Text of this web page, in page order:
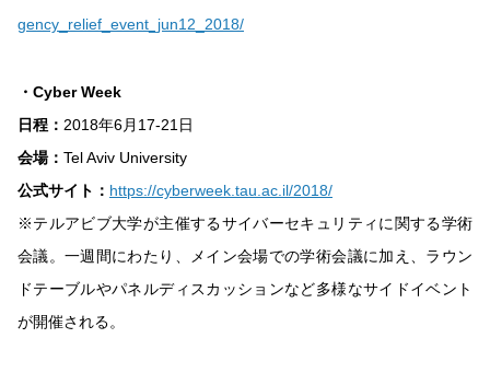
gency_relief_event_jun12_2018/
・Cyber Week
日程： 2018年6月17-21日
会場： Tel Aviv University
公式サイト： https://cyberweek.tau.ac.il/2018/
※テルアビブ大学が主催するサイバーセキュリティに関する学術
会議。一週間にわたり、メイン会場での学術会議に加え、ラウン
ドテーブルやパネルディスカッションなど多様なサイドイベント
が開催される。